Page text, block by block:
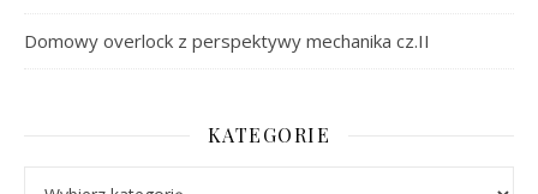
Domowy overlock z perspektywy mechanika cz.II
KATEGORIE